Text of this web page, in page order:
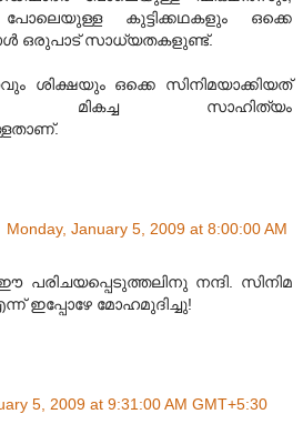
കുട്ടിക്കഥകളും ഒക്കെ
ഒരുപാട് സാധ്യതകളുണ്ട്.
ശിക്ഷയും ഒക്കെ സിനിമയാക്കിയത്
മികച്ച സാഹിത്യം
Monday, January 5, 2009 at 8:00:00 AM
പരിചയപ്പെടുത്തലിനു നന്ദി. സിനിമ
ഇപ്പോഴേ മോഹമുദിച്ചു!
5, 2009 at 9:31:00 AM GMT+5:30